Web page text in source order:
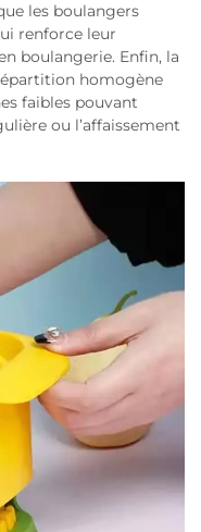
les boulangers
renforce leur
boulangerie. Enfin, la
homogène
faibles pouvant
ou l’affaissement